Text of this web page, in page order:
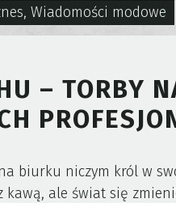
, Wiadomości modowe
– TORBY
biurku niczym król w
ale świat się